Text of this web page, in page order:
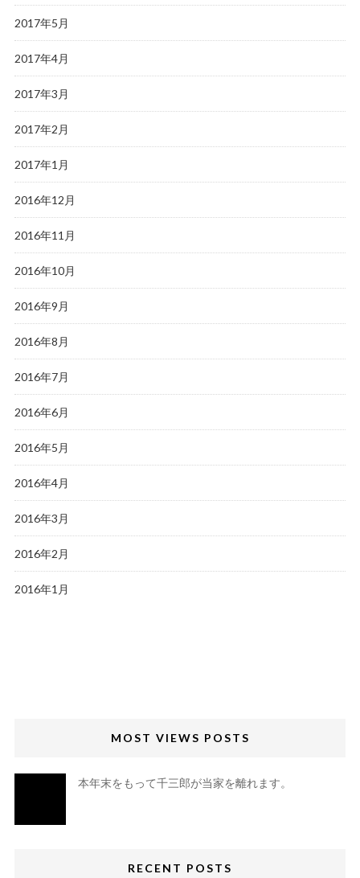
2017年5月
2017年4月
2017年3月
2017年2月
2017年1月
2016年12月
2016年11月
2016年10月
2016年9月
2016年8月
2016年7月
2016年6月
2016年5月
2016年4月
2016年3月
2016年2月
2016年1月
MOST VIEWS POSTS
本年末をもって千三郎が当家を離れます。
RECENT POSTS